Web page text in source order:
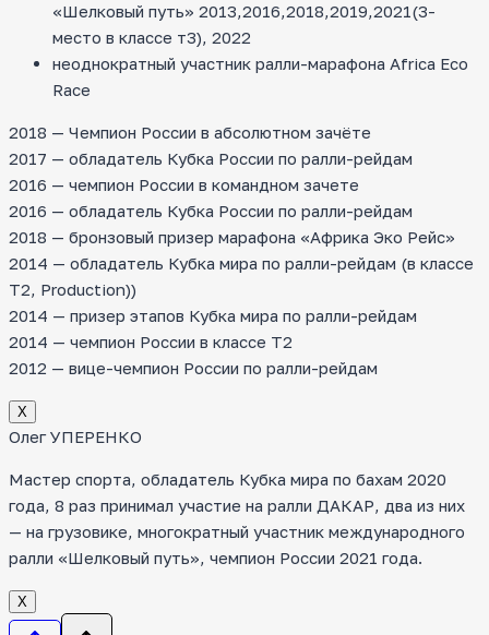
«Шелковый путь» 2013,2016,2018,2019,2021(3-
место в классе т3), 2022
неоднократный участник ралли-марафона Africa Eco
Race
2018 — Чемпион России в абсолютном зачёте
2017 — обладатель Кубка России по ралли-рейдам
2016 — чемпион России в командном зачете
2016 — обладатель Кубка России по ралли-рейдам
2018 — бронзовый призер марафона «Африка Эко Рейс»
2014 — обладатель Кубка мира по ралли-рейдам (в классе
T2, Production))
2014 — призер этапов Кубка мира по ралли-рейдам
2014 — чемпион России в классе Т2
2012 — вице-чемпион России по ралли-рейдам
Х
Олег УПЕРЕНКО
Мастер спорта, обладатель Кубка мира по бахам 2020
года, 8 раз принимал участие на ралли ДАКАР, два из них
— на грузовике, многократный участник международного
ралли «Шелковый путь», чемпион России 2021 года.
Х